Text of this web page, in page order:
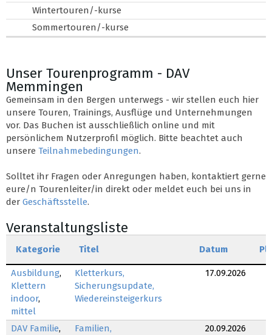
Wintertouren/-kurse
Sommertouren/-kurse
Unser Tourenprogramm - DAV
Memmingen
Gemeinsam in den Bergen unterwegs - wir stellen euch hier
unsere Touren, Trainings, Ausflüge und Unternehmungen
vor. Das Buchen ist ausschließlich online und mit
persönlichem Nutzerprofil möglich. Bitte beachtet auch
unsere Teilnahmebedingungen.
Solltet ihr Fragen oder Anregungen haben, kontaktiert gerne
eure/n Tourenleiter/in direkt oder meldet euch bei uns in
der Geschäftsstelle.
Veranstaltungsliste
Kategorie Titel Datum
Ausbildung,
Klettern
indoor,
mittel
Kletterkurs,
Sicherungsupdate,
Wiedereinsteigerkurs
17.09.2026
DAV Familie,
Familien,
20.09.2026